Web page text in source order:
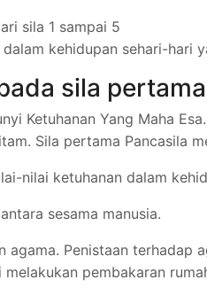
sila 1 sampai 5
kehidupan sehari-hari
sila
Ketuhanan Yang Maha
Sila pertama Pancasila
nilai ketuhanan dalam
sesama manusia.
agama. Penistaan terhadap
pembakaran